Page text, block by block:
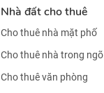
Nhà đất cho thuê
Cho thuê nhà mặt phố
Cho thuê nhà trong ngõ
Cho thuê văn phòng